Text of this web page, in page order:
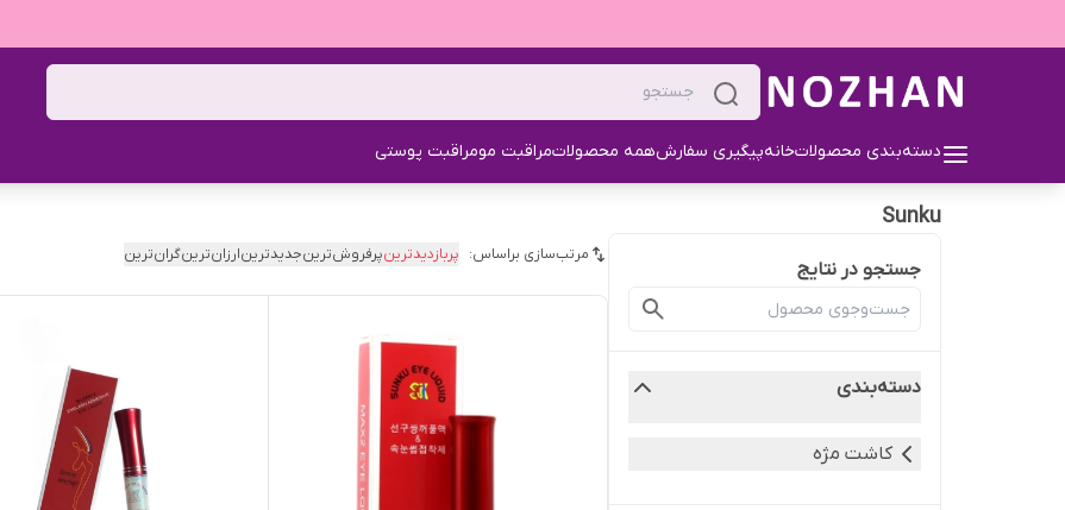
دسته‌بندی محصولاتخانهپیگیری سفارشهمه محصولاتمراقبت مومراقبت پوستی
Sunku
جستجو در نتایج
دسته‌بندی
کاشت مژه
مرتب‌سازی براساس: پربازدیدترینپرفروش‌ترینجدیدترینارزان‌ترینگران‌ترین